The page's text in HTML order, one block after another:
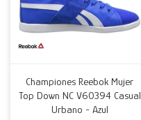
Championes Reebok Mujer
Top Down NC V60394 Casual
Urbano - Azul